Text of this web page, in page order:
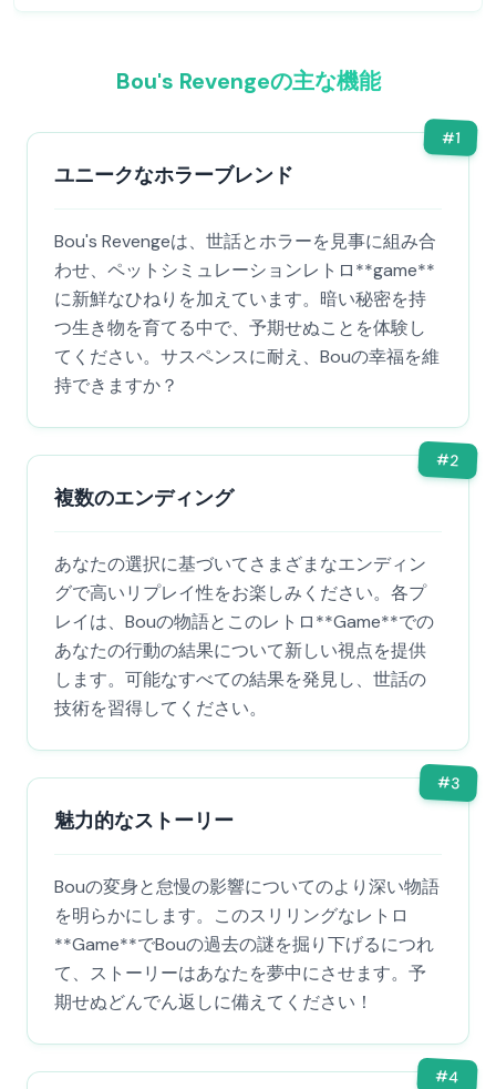
Bou's Revengeの主な機能
#1
ユニークなホラーブレンド
Bou's Revengeは、世話とホラーを見事に組み合
わせ、ペットシミュレーションレトロ**game**
に新鮮なひねりを加えています。暗い秘密を持
つ生き物を育てる中で、予期せぬことを体験し
てください。サスペンスに耐え、Bouの幸福を維
持できますか？
#2
複数のエンディング
あなたの選択に基づいてさまざまなエンディン
グで高いリプレイ性をお楽しみください。各プ
レイは、Bouの物語とこのレトロ**Game**での
あなたの行動の結果について新しい視点を提供
します。可能なすべての結果を発見し、世話の
技術を習得してください。
#3
魅力的なストーリー
Bouの変身と怠慢の影響についてのより深い物語
を明らかにします。このスリリングなレトロ
**Game**でBouの過去の謎を掘り下げるにつれ
て、ストーリーはあなたを夢中にさせます。予
期せぬどんでん返しに備えてください！
#4